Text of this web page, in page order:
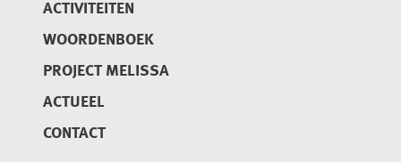
ACTIVITEITEN
WOORDENBOEK
PROJECT MELISSA
ACTUEEL
CONTACT